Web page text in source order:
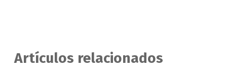
Artículos relacionados